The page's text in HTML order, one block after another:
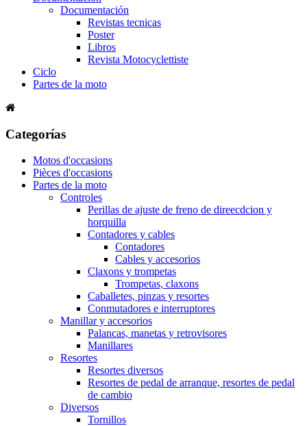
Documentación
Revistas tecnicas
Poster
Libros
Revista Motocyclettiste
Ciclo
Partes de la moto
Categorías
Motos d'occasions
Pièces d'occasions
Partes de la moto
Controles
Perillas de ajuste de freno de direecdcion y
horquilla
Contadores y cables
Contadores
Cables y accesorios
Claxons y trompetas
Trompetas, claxons
Caballetes, pinzas y resortes
Conmutadores e interruptores
Manillar y accesorios
Palancas, manetas y retrovisores
Manillares
Resortes
Resortes diversos
Resortes de pedal de arranque, resortes de pedal
de cambio
Diversos
Tornillos